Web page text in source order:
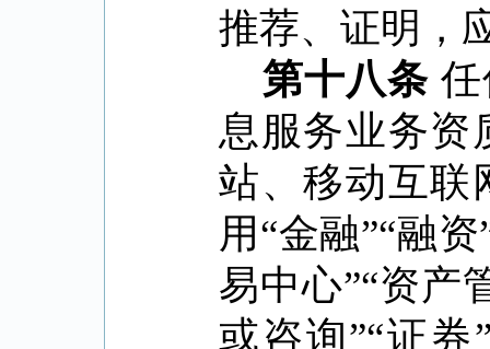
推荐、证明，
第十八条
息服务业务资
站、移动互联
用“金融”“融资
易中心”“资产
或咨询”“证券